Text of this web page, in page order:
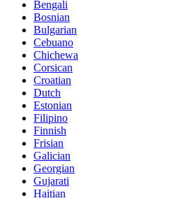
Bengali
Bosnian
Bulgarian
Cebuano
Chichewa
Corsican
Croatian
Dutch
Estonian
Filipino
Finnish
Frisian
Galician
Georgian
Gujarati
Haitian